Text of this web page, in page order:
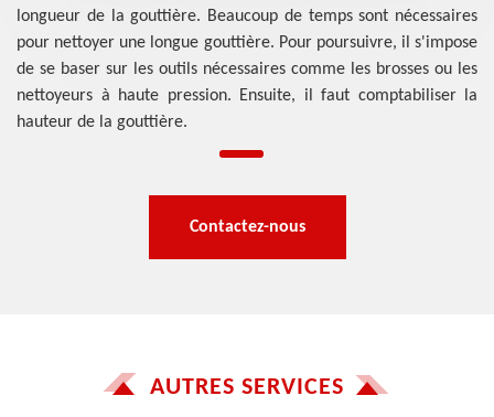
longueur de la gouttière. Beaucoup de temps sont nécessaires
pour nettoyer une longue gouttière. Pour poursuivre, il s'impose
de se baser sur les outils nécessaires comme les brosses ou les
nettoyeurs à haute pression. Ensuite, il faut comptabiliser la
hauteur de la gouttière.
Contactez-nous
AUTRES SERVICES